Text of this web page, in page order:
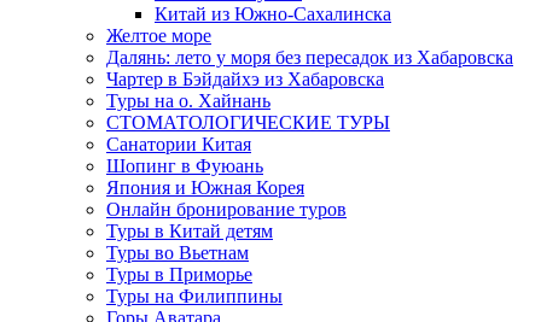
Китай из Южно-Сахалинска
Желтое море
Далянь: лето у моря без пересадок из Хабаровска
Чартер в Бэйдайхэ из Хабаровска
Туры на о. Хайнань
СТОМАТОЛОГИЧЕСКИЕ ТУРЫ
Санатории Китая
Шопинг в Фуюань
Япония и Южная Корея
Онлайн бронирование туров
Туры в Китай детям
Туры во Вьетнам
Туры в Приморье
Туры на Филиппины
Горы Аватара